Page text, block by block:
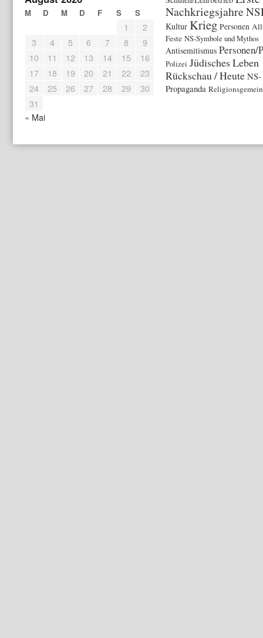
M D M D F S S
« Mai
1
2
3
4 5 6 7 8
9
10
11 12 13 14 15
16
17
18 19 20 21 22
23
24
25 26 27 28 29
30
31
Nachkriegsjahre
Kultur Krieg Personen
Feste NS-Symbole und Mythos
Antisemitismus Personen/
Polizei Jüdisches Leben
Rückschau / Heute NS-
Propaganda